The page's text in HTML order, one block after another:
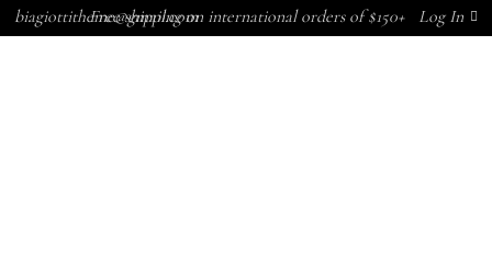
biagiottitheme@gmail.com
Free shipping on international orders of $150+ Log In
ACTUALIDAD